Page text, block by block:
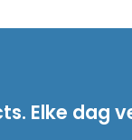
Elke dag